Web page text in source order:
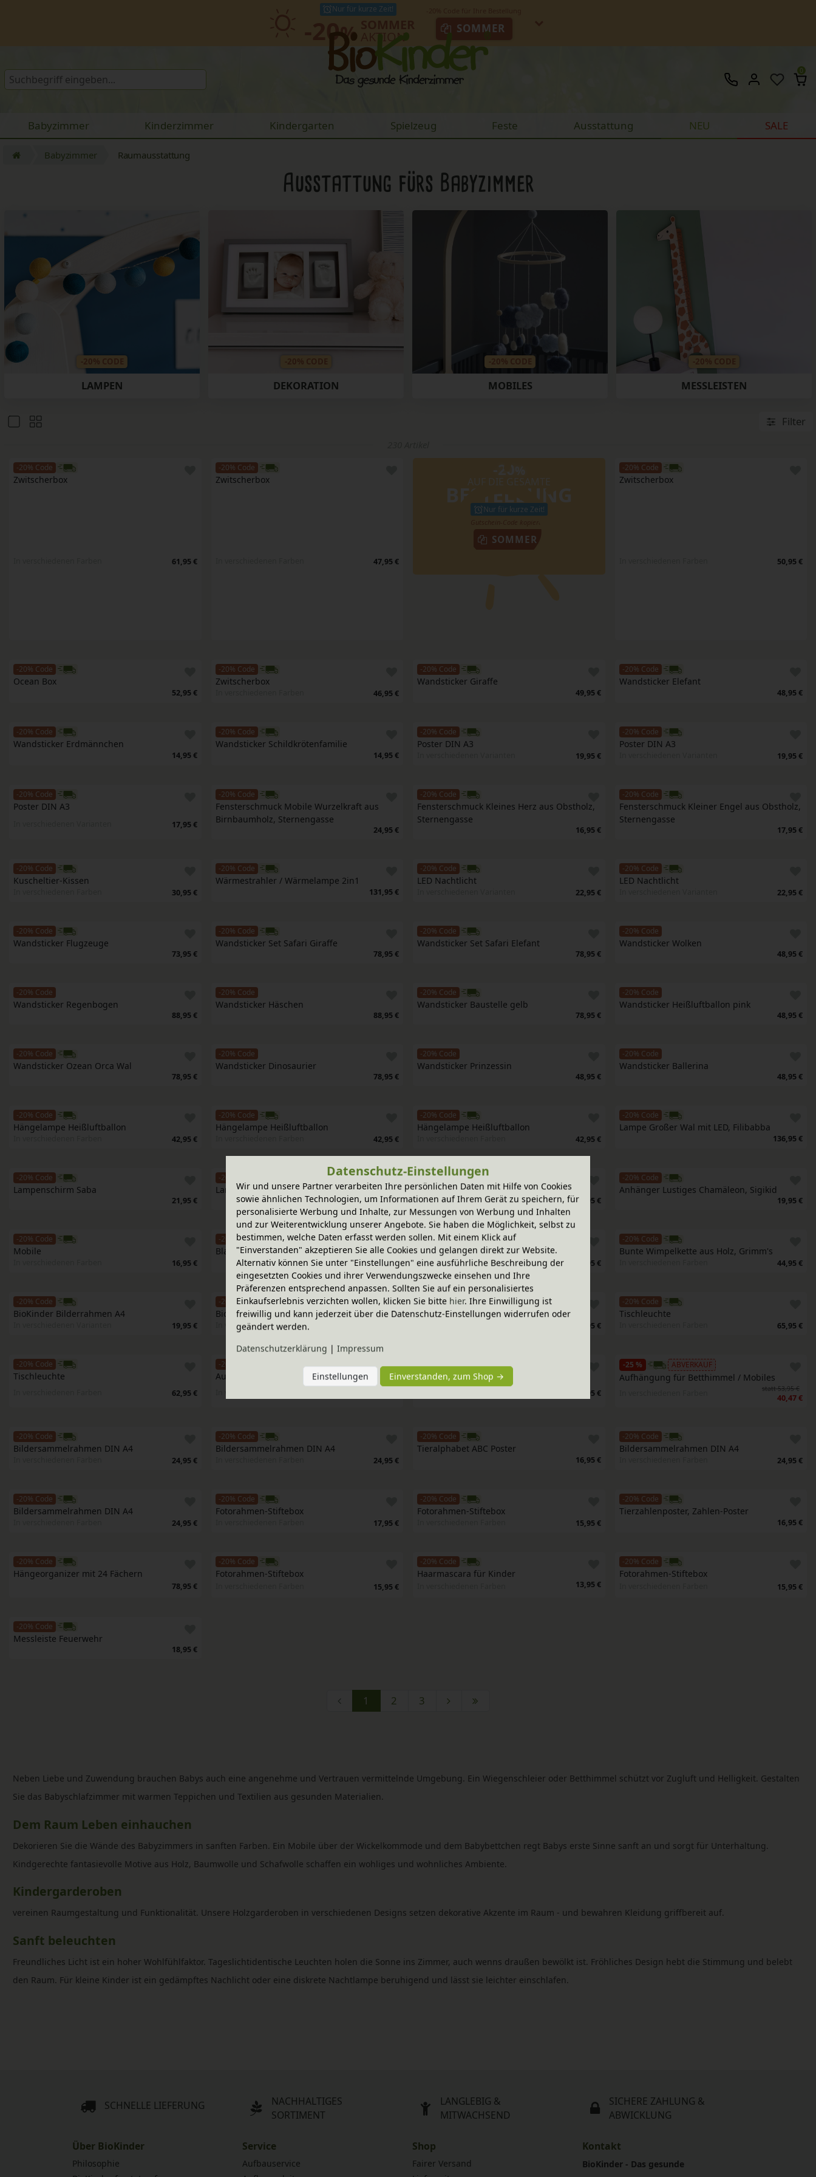
Nur für kurze Zeit!
-20% AKTION
SOMMER
0
Babyzimmer Kinderzimmer Kindergarten Spielzeug Feste Ausstattung NEU SALE
Babyzimmer Raumausstattung
Ausstattung fürs Babyzimmer
LAMPEN DEKORATION MOBILES MESSLEISTEN
Filter
-20% Code
Zwitscherbox
61,95 €
-20% Code
Zwitscherbox
47,95 €
AUF DIE GESAMTE
BESTELLUNG
Nur für kurze Zeit!
SOMMER
-20% Code
Zwitscherbox
50,95 €
-20% Code
Ocean Box
52,95 €
-20% Code
Zwitscherbox
46,95 €
-20% Code
Wandsticker Giraffe
49,95 €
-20% Code
Wandsticker Elefant
48,95 €
-20% Code
Wandsticker Erdmännchen
14,95 €
-20% Code
Wandsticker Schildkrötenfamilie
14,95 €
-20% Code
Poster DIN A3
19,95 €
-20% Code
Poster DIN A3
19,95 €
-20% Code
Poster DIN A3
17,95 €
-20% Code
Fensterschmuck Mobile Wurzelkraft aus
Birnbaumholz, Sternengasse
24,95 €
-20% Code
Fensterschmuck Kleines Herz aus Obstholz,
Sternengasse
16,95 €
-20% Code
Fensterschmuck Kleiner Engel aus Obstholz,
Sternengasse
17,95 €
-20% Code
Kuscheltier-Kissen
30,95 €
-20% Code
Wärmestrahler / Wärmelampe 2in1
131,95 €
-20% Code
LED Nachtlicht
22,95 €
-20% Code
LED Nachtlicht
22,95 €
-20% Code
Wandsticker Flugzeuge
73,95 €
-20% Code
Wandsticker Set Safari Giraffe
78,95 €
-20% Code
Wandsticker Set Safari Elefant
78,95 €
-20% Code
Wandsticker Wolken
48,95 €
-20% Code
Wandsticker Regenbogen
88,95 €
-20% Code
Wandsticker Häschen
88,95 €
-20% Code
Wandsticker Baustelle gelb
78,95 €
-20% Code
Wandsticker Heißluftballon pink
48,95 €
-20% Code
Wandsticker Ozean Orca Wal
78,95 €
-20% Code
Wandsticker Dinosaurier
78,95 €
-20% Code
Wandsticker Prinzessin
48,95 €
-20% Code
Wandsticker Ballerina
48,95 €
-20% Code
Hängelampe Heißluftballon
42,95 €
-20% Code
Hängelampe Heißluftballon
42,95 €
-20% Code
Hängelampe Heißluftballon
42,95 €
-20% Code
Lampe Großer Wal mit LED, Filibabba
136,95 €
-20% Code
Lampenschirm Saba
21,95 €
-20% Code
Lampenschirm Eisblume
21,95 €
-20% Code
Still-Licht
8,95 €
-20% Code
Anhänger Lustiges Chamäleon, Sigikid
19,95 €
-20% Code
Mobile
16,95 €
-20% Code
Blatt und Blüte Deko-Girlande
1,95 €
-20% Code
Bunte Wimpelkette aus Holz, Grimm's
In verschiedenen Farben 43,95 €
-20% Code
Bunte Wimpelkette aus Holz, Grimm's
44,95 €
-20% Code
BioKinder Bilderrahmen A4
19,95 €
-20% Code
BioKinder Bilderrahmen A3
In verschiedenen Varianten
-20% Code
Tischleuchte
61,95 €
-20% Code
Tischleuchte
65,95 €
-20% Code
Tischleuchte
62,95 €
-20% Code
Aufhängung für Betthimmel / Mobiles
-20% Code
Aufhängung für Betthimmel / Mobiles
64,95 €
-25 % ABVERKAUF
Aufhängung für Betthimmel / Mobiles
statt 53,95 €
40,47 €
-20% Code
Bildersammelrahmen DIN A4
24,95 €
-20% Code
Bildersammelrahmen DIN A4
24,95 €
-20% Code
Tieralphabet ABC Poster
16,95 €
-20% Code
Bildersammelrahmen DIN A4
24,95 €
-20% Code
Bildersammelrahmen DIN A4
24,95 €
-20% Code
Fotorahmen-Stiftebox
17,95 €
-20% Code
Fotorahmen-Stiftebox
15,95 €
-20% Code
Tierzahlenposter, Zahlen-Poster
16,95 €
-20% Code
Hängeorganizer mit 24 Fächern
78,95 €
-20% Code
Fotorahmen-Stiftebox
15,95 €
-20% Code
Haarmascara für Kinder
13,95 €
-20% Code
Fotorahmen-Stiftebox
15,95 €
-20% Code
Messleiste Feuerwehr
18,95 €
1 2 3
Neben Liebe und Zuwendung brauchen Babys auch eine angenehme und Vertrauen vermittelnde Umgebung. Ein Wiegenschleier oder Betthimmel schützt vor Zugluft und Helligkeit. Gestalten
Sie das Babyschlafzimmer mit warmen Teppichen und Textilien aus gesunden Materialien.
Dem Raum Leben einhauchen
Dekorieren Sie die Wände des Babyzimmers in sanften Farben. Ein Mobile über der Wickelkommode und dem Babybettchen regt Babys erste Sinne sanft an und sorgt für Unterhaltung.
Kindgerechte fantasievolle Motive aus Holz, Baumwolle und Schafwolle schaffen ein wohliges und wohnliches Ambiente.
Kindergarderoben
vereinen Raumgestaltung und Funktionalität. Unsere Holzgarderoben in verschiedenen Designs setzen dekorative Akzente im Raum - und bewahren Kleidung griffbereit auf.
Sanft beleuchten
Freundliches Licht ist ein hoher Wohlfühlfaktor. Tageslichtidentische Leuchten holen die Sonne ins Zimmer, auch wenns draußen bewölkt ist. Fröhliches Design hebt die Stimmung und belebt
den Raum. Für kleine Kinder ist ein gedämpftes Nachlicht oder eine diskrete Nachtlampe beruhigend und lässt sie leichter einschlafen.
SCHNELLE LIEFERUNG
NACHHALTIGES
SORTIMENT
LANGLEBIG &
MITWACHSEND
SICHERE ZAHLUNG &
ABWICKLUNG
Über BioKinder
Philosophie
Service
Aufbauservice
Shop
Fairer Versand
Kontakt
BioKinder - Das gesunde
Datenschutz-Einstellungen
Wir und unsere Partner verarbeiten Ihre persönlichen Daten mit Hilfe von Cookies
sowie ähnlichen Technologien, um Informationen auf Ihrem Gerät zu speichern, für
personalisierte Werbung und Inhalte, zur Messungen von Werbung und Inhalten
und zur Weiterentwicklung unserer Angebote. Sie haben die Möglichkeit, selbst zu
bestimmen, welche Daten erfasst werden sollen. Mit einem Klick auf
"Einverstanden" akzeptieren Sie alle Cookies und gelangen direkt zur Website.
Alternativ können Sie unter "Einstellungen" eine ausführliche Beschreibung der
eingesetzten Cookies und ihrer Verwendungszwecke einsehen und Ihre
Präferenzen entsprechend anpassen. Sollten Sie auf ein personalisiertes
Einkaufserlebnis verzichten wollen, klicken Sie bitte hier. Ihre Einwilligung ist
freiwillig und kann jederzeit über die Datenschutz-Einstellungen widerrufen oder
geändert werden.
Daten­schutz­erklärung | Impressum
Einstellungen Einverstanden, zum Shop →